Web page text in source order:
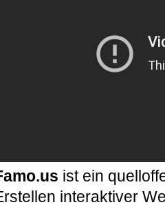
ist ein
interaktiver